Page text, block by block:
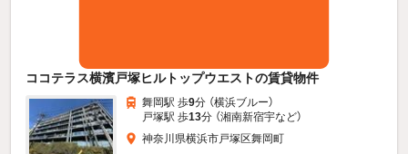
ココテラス横濱戸塚ヒルトップウエストの賃貸物件
舞岡駅 歩9分 （横浜ブルー）
戸塚駅 歩13分 （湘南新宿宇など）
神奈川県横浜市戸塚区舞岡町